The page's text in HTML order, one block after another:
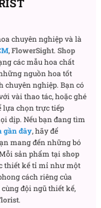
chuyên nghiệp và là
,FlowerSight. Shop
các mẫu hoa chất
nguồn hoa tốt
chuyên nghiệp. Bạn có
vài thao tác, hoặc ghé
lựa chọn trực tiếp
dịp. Nếu bạn đang tìm
gần đây, hãy để
mang đến những bó
sản phẩm tại shop
thiết kế tỉ mỉ như một
cách riêng của
đội ngũ thiết kế,
.